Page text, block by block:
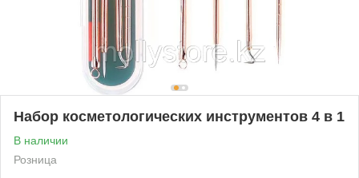
Набор косметологических инструментов 4 в 1
В наличии
Розница